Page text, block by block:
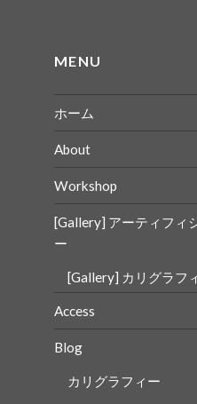
MENU
ホーム
About
Workshop
[Gallery] アーティフィ
ー
[Gallery] カリグラフ
Access
Blog
カリグラフィー